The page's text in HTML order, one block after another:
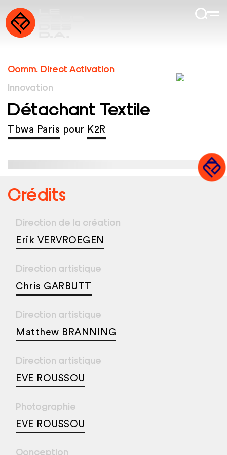
Comm. Direct Activation
Innovation
Détachant Textile
Tbwa Paris pour K2R
Crédits
Direction de la création
Erik VERVROEGEN
Direction artistique
Chris GARBUTT
Direction artistique
Matthew BRANNING
Direction artistique
EVE ROUSSOU
Photographie
EVE ROUSSOU
Conception